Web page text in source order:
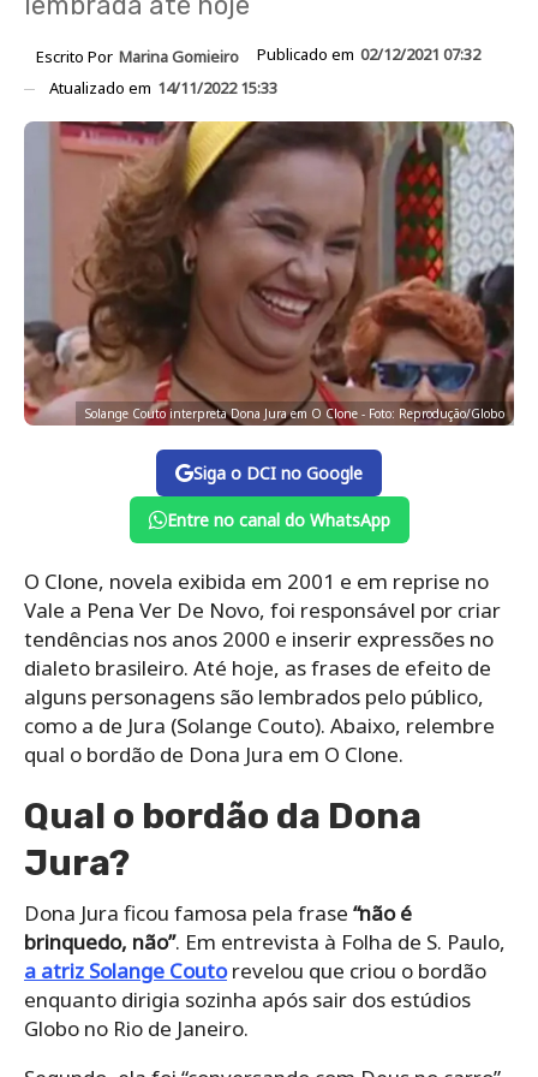
Escrito Por Marina Gomieiro Publicado em 02/12/2021 07:32
Atualizado em 14/11/2022 15:33
Solange Couto interpreta Dona Jura em O Clone - Foto: Reprodução/Globo
Siga o DCI no Google
Entre no canal do WhatsApp
O Clone, novela exibida em 2001 e em reprise no
Vale a Pena Ver De Novo, foi responsável por criar
tendências nos anos 2000 e inserir expressões no
dialeto brasileiro. Até hoje, as frases de efeito de
alguns personagens são lembrados pelo público,
como a de Jura (Solange Couto). Abaixo, relembre
qual o bordão de Dona Jura em O Clone.
Qual o bordão da Dona
Jura?
Dona Jura ficou famosa pela frase “não é
brinquedo, não”. Em entrevista à Folha de S. Paulo,
a atriz Solange Coutorevelou que criou o bordão
enquanto dirigia sozinha após sair dos estúdios
Globo no Rio de Janeiro.